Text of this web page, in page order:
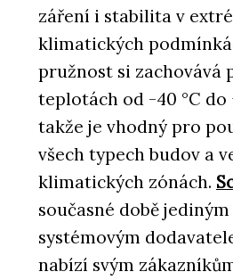
záření i stabilita v
klimatických
pružnost si zachovává
teplotách od -40 °C do
takže je vhodný pro
všech typech budov a
klimatických zónách.
současné době jediným
systémovým
nabízí svým